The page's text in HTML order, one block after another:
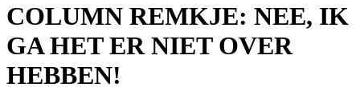
COLUMN REMKJE: NEE, IK
GA HET ER NIET OVER
HEBBEN!